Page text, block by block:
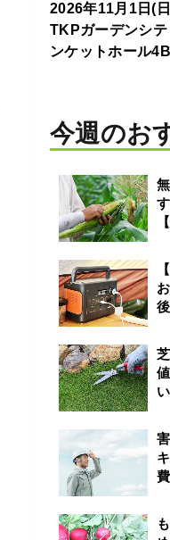
2026年11月1日(
TKPガーデンシ
ンケットホール4B
今週のお